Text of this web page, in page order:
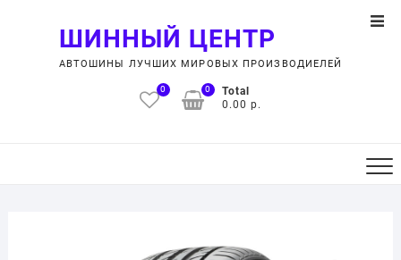
ШИННЫЙ ЦЕНТР
АВТОШИНЫ ЛУЧШИХ МИРОВЫХ ПРОИЗВОДИЕЛЕЙ
0
Total
0.00 р.
0